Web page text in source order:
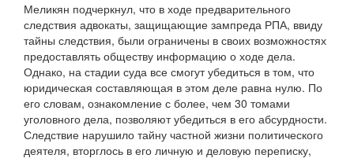
Меликян подчеркнул, что в ходе предварительного
следствия адвокаты, защищающие зампреда РПА, ввиду
тайны следствия, были ограничены в своих возможностях
предоставлять обществу информацию о ходе дела.
Однако, на стадии суда все смогут убедиться в том, что
юридическая составляющая в этом деле равна нулю. По
его словам, ознакомление с более, чем 30 томами
уголовного дела, позволяют убедиться в его абсурдности.
Следствие нарушило тайну частной жизни политического
деятеля, вторглось в его личную и деловую переписку,